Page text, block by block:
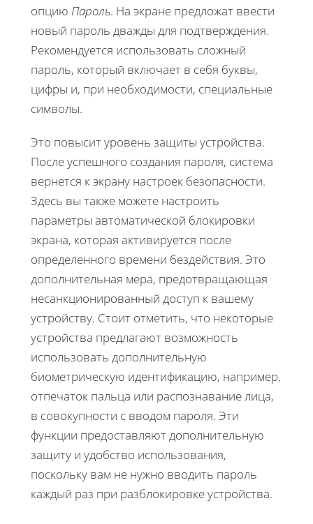
опцию Пароль. На экране предложат ввести
новый пароль дважды для подтверждения.
Рекомендуется использовать сложный
пароль, который включает в себя буквы,
цифры и, при необходимости, специальные
символы.
Это повысит уровень защиты устройства.
После успешного создания пароля, система
вернется к экрану настроек безопасности.
Здесь вы также можете настроить
параметры автоматической блокировки
экрана, которая активируется после
определенного времени бездействия. Это
дополнительная мера, предотвращающая
несанкционированный доступ к вашему
устройству. Стоит отметить, что некоторые
устройства предлагают возможность
использовать дополнительную
биометрическую идентификацию, например,
отпечаток пальца или распознавание лица,
в совокупности с вводом пароля. Эти
функции предоставляют дополнительную
защиту и удобство использования,
поскольку вам не нужно вводить пароль
каждый раз при разблокировке устройства.